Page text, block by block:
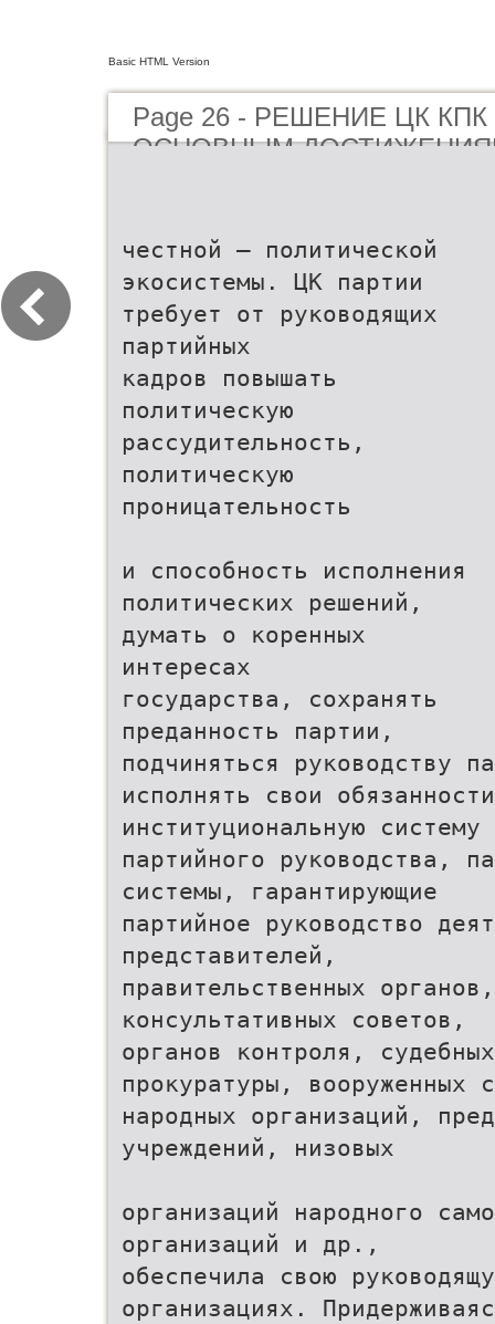
Basic HTML Version
Page 26 - РЕШЕНИЕ ЦК
ОСНОВНЫМ
честной – политической
экосистемы. ЦК партии
требует от руководящих
партийных
кадров повышать
политическую
рассудительность,
политическую
проницательность
и способность исполнения
политических решений,
думать о коренных
интересах
государства, сохранять
преданность партии,
подчиняться руководству
исполнять свои
институциональную систему
партийного руководства,
системы, гарантирующие
партийное руководство
представителей,
правительственных
консультативных советов,
органов контроля,
прокуратуры, вооруженных
народных организаций,
учреждений, низовых
организаций народного
организаций и др.,
обеспечила свою
организациях.